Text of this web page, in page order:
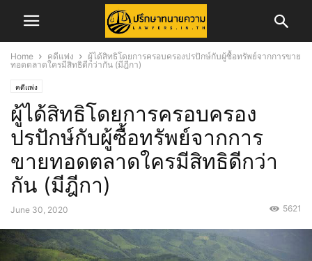
Home คดีแพ่ง
ผู้ได้สิทธิโดยการครอบครองปรปักษ์กับผู้ซื้อทรัพย์จากการขาย
ทอดตลาดใครมีสิทธิดีกว่ากัน (มีฎีกา)
คดีแพ่ง
ผู้ได้สิทธิโดยการครอบครอง
ปรปักษ์กับผู้ซื้อทรัพย์จากการ
ขายทอดตลาดใครมีสิทธิดีกว่า
กัน (มีฎีกา)
June 30, 2020 5621